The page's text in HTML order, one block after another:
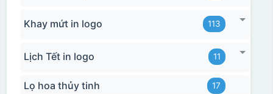
Khay mứt in logo 113
Lịch Tết in logo 11
Lọ hoa thủy tinh 17